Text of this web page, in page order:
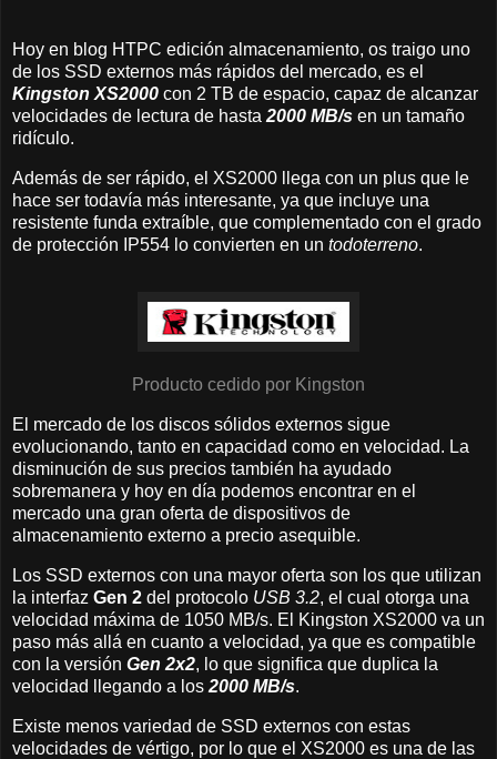
Hoy en blog HTPC edición almacenamiento, os traigo uno
de los SSD externos más rápidos del mercado, es el
Kingston XS2000 con 2 TB de espacio, capaz de alcanzar
velocidades de lectura de hasta 2000 MB/s en un tamaño
ridículo.
Además de ser rápido, el XS2000 llega con un plus que le
hace ser todavía más interesante, ya que incluye una
resistente funda extraíble, que complementado con el grado
de protección IP554 lo convierten en un todoterreno.
Producto cedido por Kingston
El mercado de los discos sólidos externos sigue
evolucionando, tanto en capacidad como en velocidad. La
disminución de sus precios también ha ayudado
sobremanera y hoy en día podemos encontrar en el
mercado una gran oferta de dispositivos de
almacenamiento externo a precio asequible.
Los SSD externos con una mayor oferta son los que utilizan
la interfaz Gen 2 del protocolo USB 3.2, el cual otorga una
velocidad máxima de 1050 MB/s. El Kingston XS2000 va un
paso más allá en cuanto a velocidad, ya que es compatible
con la versión Gen 2x2, lo que significa que duplica la
velocidad llegando a los 2000 MB/s.
Existe menos variedad de SSD externos con estas
velocidades de vértigo, por lo que el XS2000 es una de las